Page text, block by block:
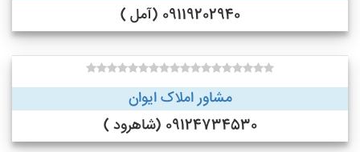
09119202940 (آمل )
مشاور املاک ایوان
09124734530 (شاهرود )